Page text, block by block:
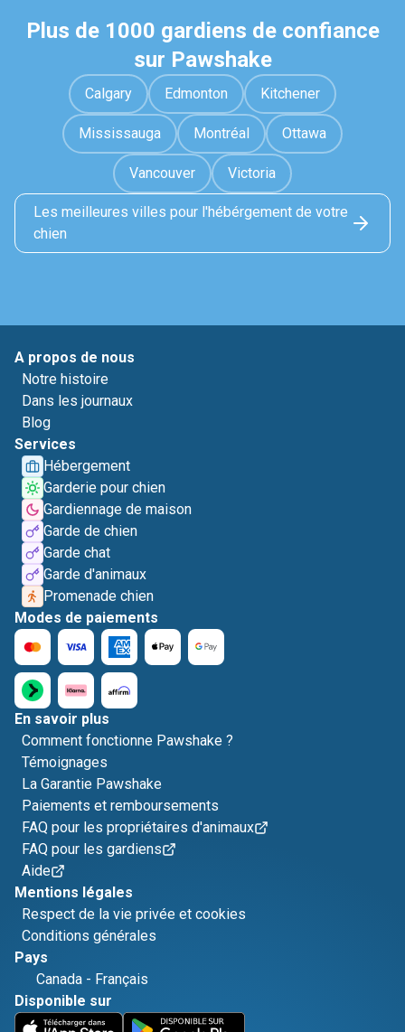
Plus de 1000 gardiens de confiance
sur Pawshake
Calgary Edmonton Kitchener
Mississauga Montréal Ottawa
Vancouver Victoria
Les meilleures villes pour l'hébérgement de votre
chien
A propos de nous
Notre histoire
Dans les journaux
Blog
Services
Hébergement
Garderie pour chien
Gardiennage de maison
Garde de chien
Garde chat
Garde d'animaux
Promenade chien
Modes de paiements
En savoir plus
Comment fonctionne Pawshake ?
Témoignages
La Garantie Pawshake
Paiements et remboursements
FAQ pour les propriétaires d'animaux
FAQ pour les gardiens
Aide
Mentions légales
Respect de la vie privée et cookies
Conditions générales
Pays
Canada - Français
Disponible sur